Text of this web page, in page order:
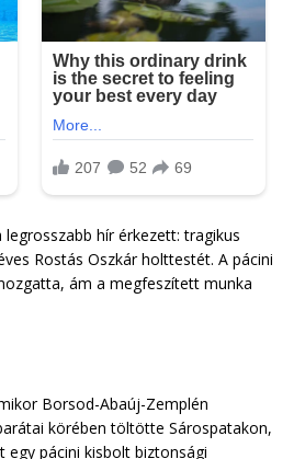
hír érkezett: tragikus
Rostás Oszkár holttestét. A pácini
ám a megfeszített munka
Borsod-Abaúj-Zemplén
körében töltötte Sárospatakon,
pácini kisbolt biztonsági